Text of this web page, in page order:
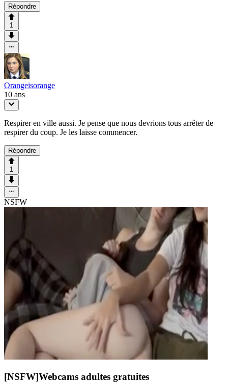
Répondre
1
Orangeisorange
10 ans
Respirer en ville aussi. Je pense que nous devrions tous arrêter de
respirer du coup. Je les laisse commencer.
Répondre
1
NSFW
[NSFW]Webcams adultes gratuites